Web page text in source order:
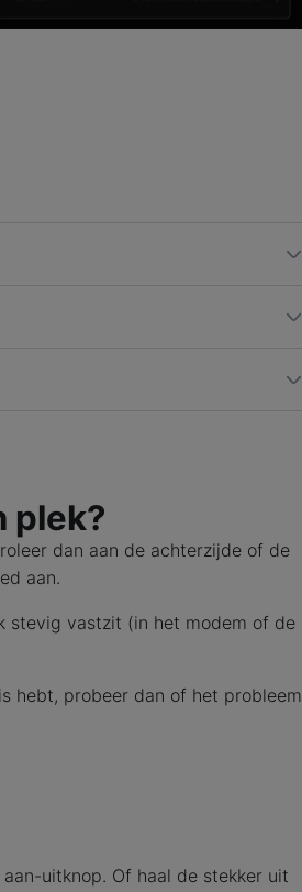
plek?
dan aan de achterzijde of de
aan.
stevig vastzit (in het modem of de
hebt, probeer dan of het probleem
uitknop. Of haal de stekker uit